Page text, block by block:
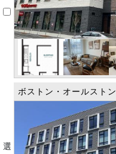
選
ボストン・オールスト